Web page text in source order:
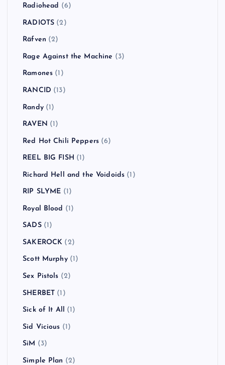
Radiohead (6)
RADIOTS (2)
Räfven (2)
Rage Against the Machine (3)
Ramones (1)
RANCID (13)
Randy(1)
RAVEN (1)
Red Hot Chili Peppers (6)
REEL BIG FISH (1)
Richard Hell and the Voidoids (1)
RIP SLYME (1)
Royal Blood (1)
SADS(1)
SAKEROCK (2)
Scott Murphy(1)
Sex Pistols (2)
SHERBET (1)
Sick of It All (1)
Sid Vicious (1)
SiM (3)
Simple Plan (2)